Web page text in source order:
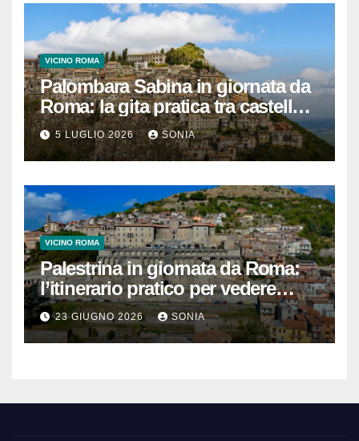
VICINO ROMA
Palombara Sabina in giornata da
Roma: la gita pratica tra castello,
vicoli e Terme di Cretone
5 LUGLIO 2026 SONIA
VICINO ROMA
Palestrina in giornata da Roma:
l’itinerario pratico per vedere
Santuario, Museo e centro
storico
23 GIUGNO 2026 SONIA